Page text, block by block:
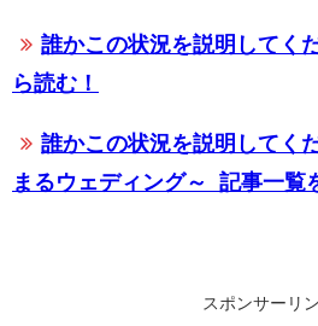
誰かこの状況を説明してく
ら読む！
誰かこの状況を説明してく
まるウェディング～
記事一覧
スポンサーリ